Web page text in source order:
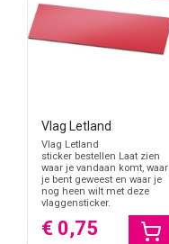
Vlag Letland
Vlag Letland
sticker bestellen Laat zien
waar je vandaan komt, waar
je bent geweest en waar je
nog heen wilt met deze
vlaggensticker.
€ 0,75